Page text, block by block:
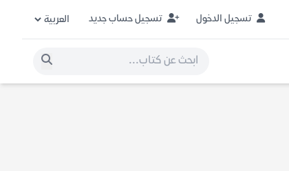
تسجيل الدخول تسجيل حساب جديد